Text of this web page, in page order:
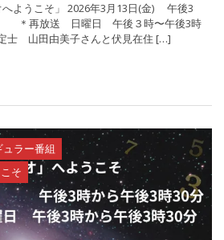
ようこそ」 2026年3月13日(金) 午後3
再放送 日曜日 午後３時〜午後3時
士 山田由美子さんと伏見在住 […]
ュラー番組
そ